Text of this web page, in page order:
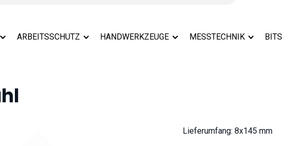
ARBEITSSCHUTZ HANDWERKZEUGE MESSTECHNIK BITS
Lieferumfang: 8x145 mm